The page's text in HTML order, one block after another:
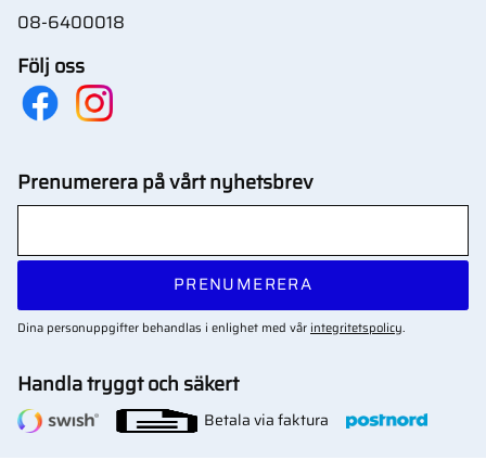
08-6400018
Följ oss
Prenumerera på vårt nyhetsbrev
PRENUMERERA
Dina personuppgifter behandlas i enlighet med vår integritetspolicy.
Handla tryggt och säkert
Betala via faktura